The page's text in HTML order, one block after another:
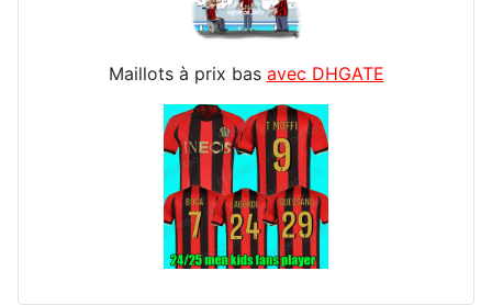
Maillots à prix bas avec DHGATE